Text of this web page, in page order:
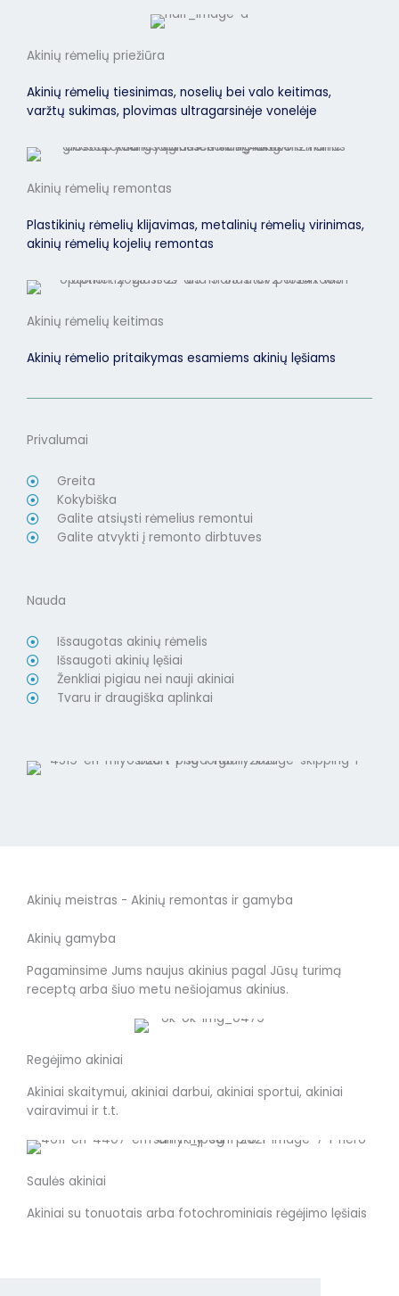
Akinių rėmelių priežiūra
Akinių rėmelių tiesinimas, noselių bei valo keitimas,
varžtų sukimas, plovimas ultragarsinėje vonelėje
Akinių rėmelių remontas
Plastikinių rėmelių klijavimas, metalinių rėmelių virinimas,
akinių rėmelių kojelių remontas
Akinių rėmelių keitimas
Akinių rėmelio pritaikymas esamiems akinių lęšiams
Privalumai
Greita
Kokybiška
Galite atsiųsti rėmelius remontui
Galite atvykti į remonto dirbtuves
Nauda
Išsaugotas akinių rėmelis
Išsaugoti akinių lęšiai
Ženkliai pigiau nei nauji akiniai
Tvaru ir draugiška aplinkai
Akinių meistras - Akinių remontas ir gamyba
Akinių gamyba
Pagaminsime Jums naujus akinius pagal Jūsų turimą
receptą arba šiuo metu nešiojamus akinius.
Regėjimo akiniai
Akiniai skaitymui, akiniai darbui, akiniai sportui, akiniai
vairavimui ir t.t.
Saulės akiniai
Akiniai su tonuotais arba fotochrominiais rėgėjimo lęšiais